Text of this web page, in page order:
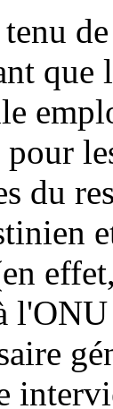
que
du
l'ONU